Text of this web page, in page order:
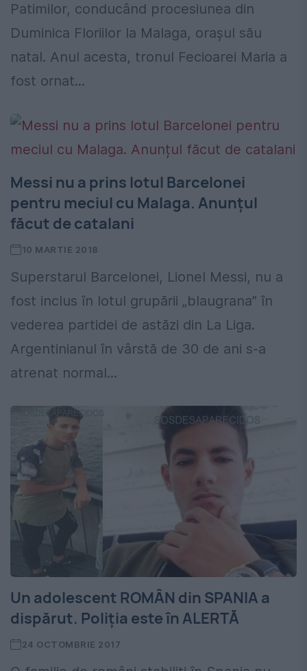
Patimilor, conducând procesiunea din
Duminica Floriilor la Malaga, oraşul său
natal. Anul acesta, tronul Fecioarei Maria a
fost ornat...
Messi nu a prins lotul Barcelonei
pentru meciul cu Malaga. Anunțul
făcut de catalani
10 MARTIE 2018
Superstarul Barcelonei, Lionel Messi, nu a
fost inclus în lotul grupării „blaugrana” în
vederea partidei de astăzi din La Liga.
Argentinianul în vârstă de 30 de ani s-a
atrenat normal...
Un adolescent ROMÂN din SPANIA a
dispărut. Poliţia este în ALERTĂ
24 OCTOMBRIE 2017